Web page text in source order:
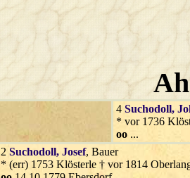
4 Suchodoll,
* vor 1736
oo ...
2 Suchodoll, Josef, Bauer
* (err) 1753 Klösterle † vor 1814